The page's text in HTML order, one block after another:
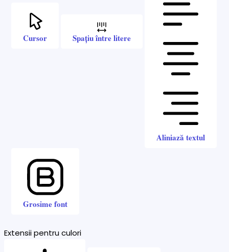
Cursor Spațiu între litere
Aliniază textul
Grosime font
Extensii pentru culori